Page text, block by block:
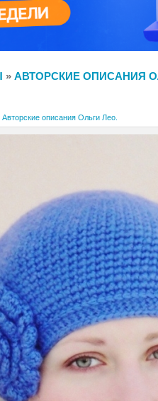
» АВТОРСКИЕ ОПИСАНИЯ
Авторские описания Ольги Лео.